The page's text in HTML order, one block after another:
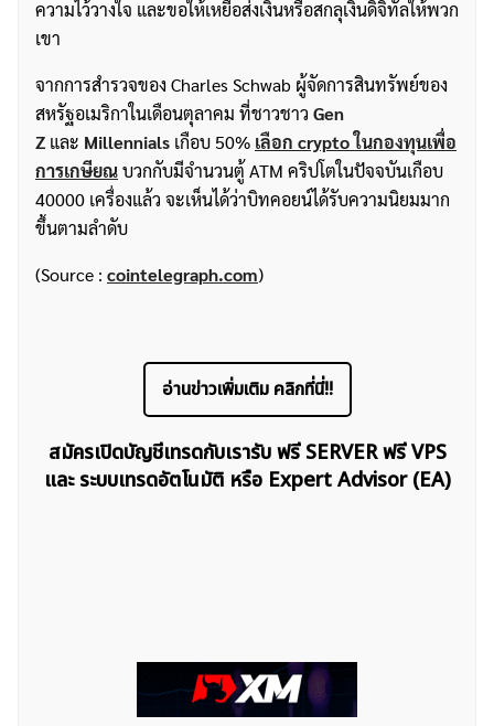
ค้นหา
สำหรับ:
ความไว้วางใจ และขอให้เหยื่อส่งเงินหรือสกลุเงินดิจิทัลให้พวก
เขา
จากการสำรวจของ Charles Schwab ผู้จัดการสินทรัพย์ของ
สหรัฐอเมริกาในเดือนตุลาคม ที่ชาวชาว Gen
Z และ Millennials เกือบ 50% เลือก crypto ในกองทุนเพื่อ
การเกษียณบวกกับมีจำนวนตู้ ATM คริปโตในปัจจบันเกือบ
40000 เครื่องแล้ว จะเห็นได้ว่าบิทคอยน์ได้รับความนิยมมาก
ขึ้นตามลำดับ
(Source : cointelegraph.com)
อ่านข่าวเพิ่มเติม คลิกที่นี่!!
สมัครเปิดบัญชีเทรดกับเรารับ ฟรี SERVER ฟรี VPS
และ ระบบเทรดอัตโนมัติ หรือ Expert Advisor (EA)